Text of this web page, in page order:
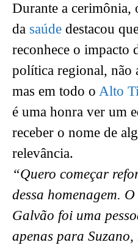
Durante a cerimônia,
da saúde destacou
reconhece o impacto
política regional, não
mas em todo o Alto
é uma honra ver um
receber o nome de
relevância.
“Quero começar
dessa homenagem.
Galvão foi uma
apenas para